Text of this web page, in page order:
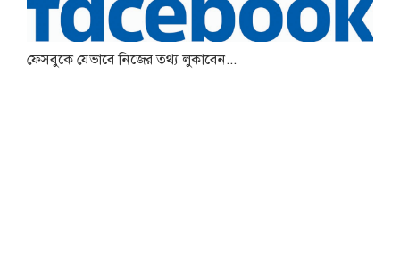
ফেসবুকে যেভাবে নিজের তথ্য লুকাবেন...